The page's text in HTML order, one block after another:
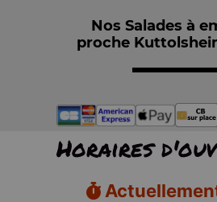
Nos Salades à
proche
Horaires